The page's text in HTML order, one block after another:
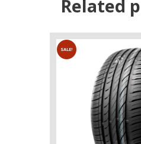
Related
SALE!